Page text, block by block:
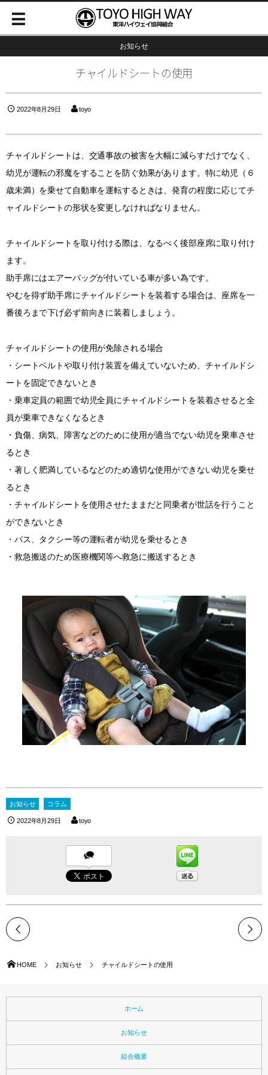
お知らせ
チャイルドシートの使用
2022年8月29日 toyo
チャイルドシートは、交通事故の被害を大幅に減らすだけでなく、
幼児が運転の邪魔をすることを防ぐ効果があります。特に幼児（６
歳未満）を乗せて自動車を運転するときは、発育の程度に応じてチ
ャイルドシートの形状を変更しなければなりません。
チャイルドシートを取り付ける際は、なるべく後部座席に取り付け
ます。
助手席にはエアーバッグが付いている車が多い為です。
やむを得ず助手席にチャイルドシートを装着する場合は、座席を一
番後ろまで下げ必ず前向きに装着しましょう。
チャイルドシートの使用が免除される場合
・シートベルトや取り付け装置を備えていないため、チャイルドシ
ートを固定できないとき
・乗車定員の範囲で幼児全員にチャイルドシートを装着させると全
員が乗車できなくなるとき
・負傷、病気、障害などのために使用が適当でない幼児を乗車させ
るとき
・著しく肥満しているなどのため適切な使用ができない幼児を乗せ
るとき
・チャイルドシートを使用させたままだと同乗者が世話を行うこと
ができないとき
・バス、タクシー等の運転者が幼児を乗せるとき
・救急搬送のため医療機関等へ救急に搬送するとき
お知らせ コラム
2022年8月29日 toyo
HOME お知らせ チャイルドシートの使用
ホーム
お知らせ
組合概要